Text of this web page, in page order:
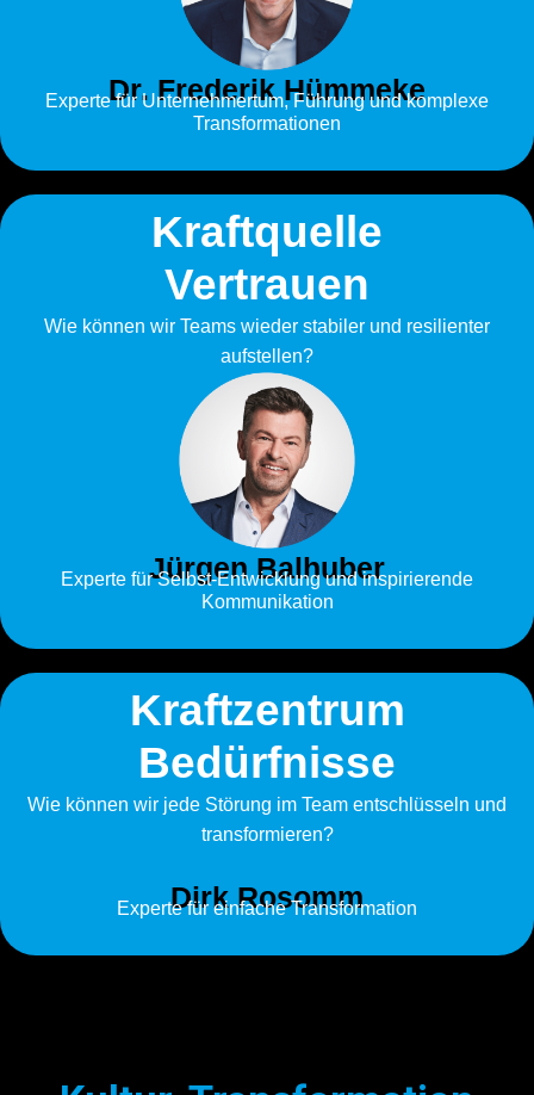
Dr. Frederik Hümmeke
Experte für Unternehmertum, Führung und komplexe
Transformationen
Kraftquelle
Vertrauen
Wie können wir Teams wieder stabiler und resilienter
aufstellen?
Jürgen Balhuber
Experte für Selbst-Entwicklung und inspirierende
Kommunikation
Kraftzentrum
Bedürfnisse
Wie können wir jede Störung im Team entschlüsseln und
transformieren?
Dirk Rosomm
Experte für einfache Transformation